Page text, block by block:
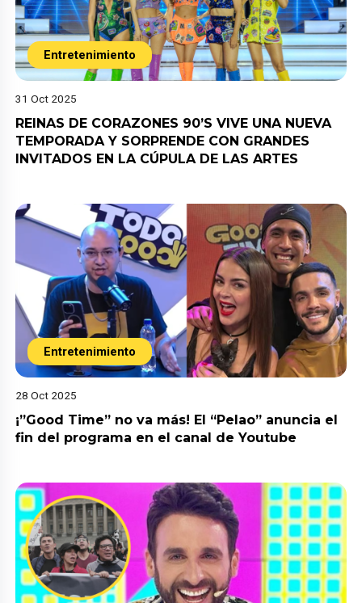
Entretenimiento
31 Oct 2025
REINAS DE CORAZONES 90’S VIVE UNA NUEVA
TEMPORADA Y SORPRENDE CON GRANDES
INVITADOS EN LA CÚPULA DE LAS ARTES
Entretenimiento
28 Oct 2025
¡”Good Time” no va más! El “Pelao” anuncia el
fin del programa en el canal de Youtube